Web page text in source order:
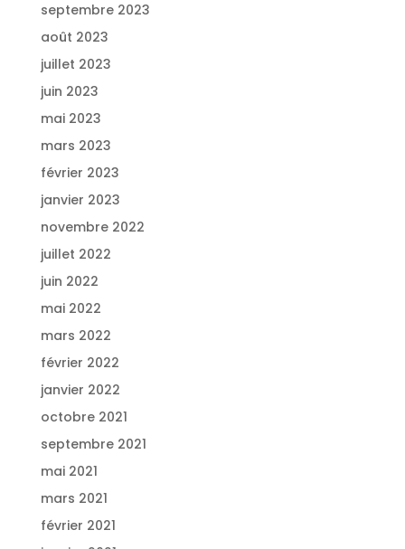
septembre 2023
août 2023
juillet 2023
juin 2023
mai 2023
mars 2023
février 2023
janvier 2023
novembre 2022
juillet 2022
juin 2022
mai 2022
mars 2022
février 2022
janvier 2022
octobre 2021
septembre 2021
mai 2021
mars 2021
février 2021